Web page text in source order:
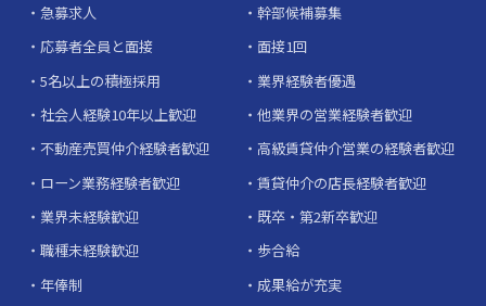
急募求人
幹部候補募集
応募者全員と面接
面接1回
5名以上の積極採用
業界経験者優遇
社会人経験10年以上歓迎
他業界の営業経験者歓迎
不動産売買仲介経験者歓迎
高級賃貸仲介営業の経験者歓迎
ローン業務経験者歓迎
賃貸仲介の店長経験者歓迎
業界未経験歓迎
既卒・第2新卒歓迎
職種未経験歓迎
歩合給
年俸制
成果給が充実